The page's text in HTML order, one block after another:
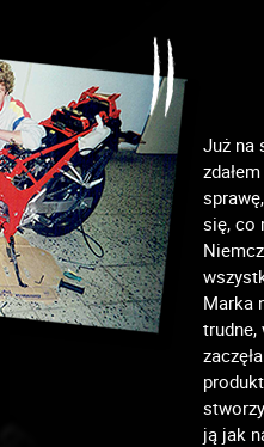
Już na
się, co
Marka
trudne,
ją jak